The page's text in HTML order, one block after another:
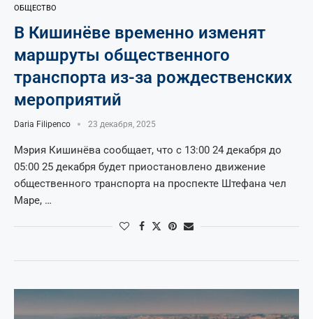
ОБЩЕСТВО
В Кишинёве временно изменят
маршруты общественного
транспорта из-за рождественских
мероприятий
Daria Filipenco 23 декабря, 2025
Мэрия Кишинёва сообщает, что с 13:00 24 декабря до
05:00 25 декабря будет приостановлено движение
общественного транспорта на проспекте Штефана чел
Маре, …